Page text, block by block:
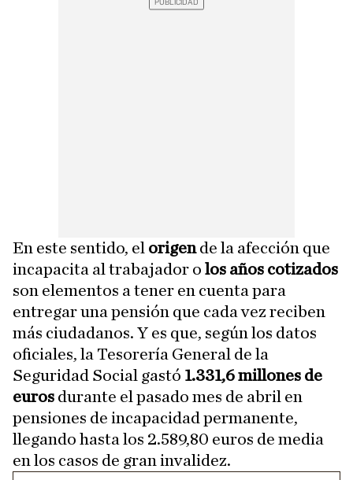
En este sentido, el origende la afección que
incapacita al trabajador o los años cotizados
son elementos a tener en cuenta para
entregar una pensión que cada vez reciben
más ciudadanos. Y es que, según los datos
oficiales, la Tesorería General de la
Seguridad Social gastó 1.331,6 millones de
euros durante el pasado mes de abril en
pensiones de incapacidad permanente,
llegando hasta los 2.589,80 euros de media
en los casos de gran invalidez.